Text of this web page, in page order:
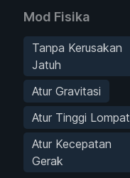
Mod Fisika
Tanpa Kerusakan
Jatuh
Atur Gravitasi
Atur Tinggi Lompat
Atur Kecepatan
Gerak